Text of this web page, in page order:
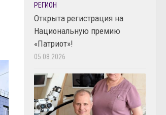
РЕГИОН
Открыта регистрация на
Национальную премию
«Патриот»!
05.08.2026